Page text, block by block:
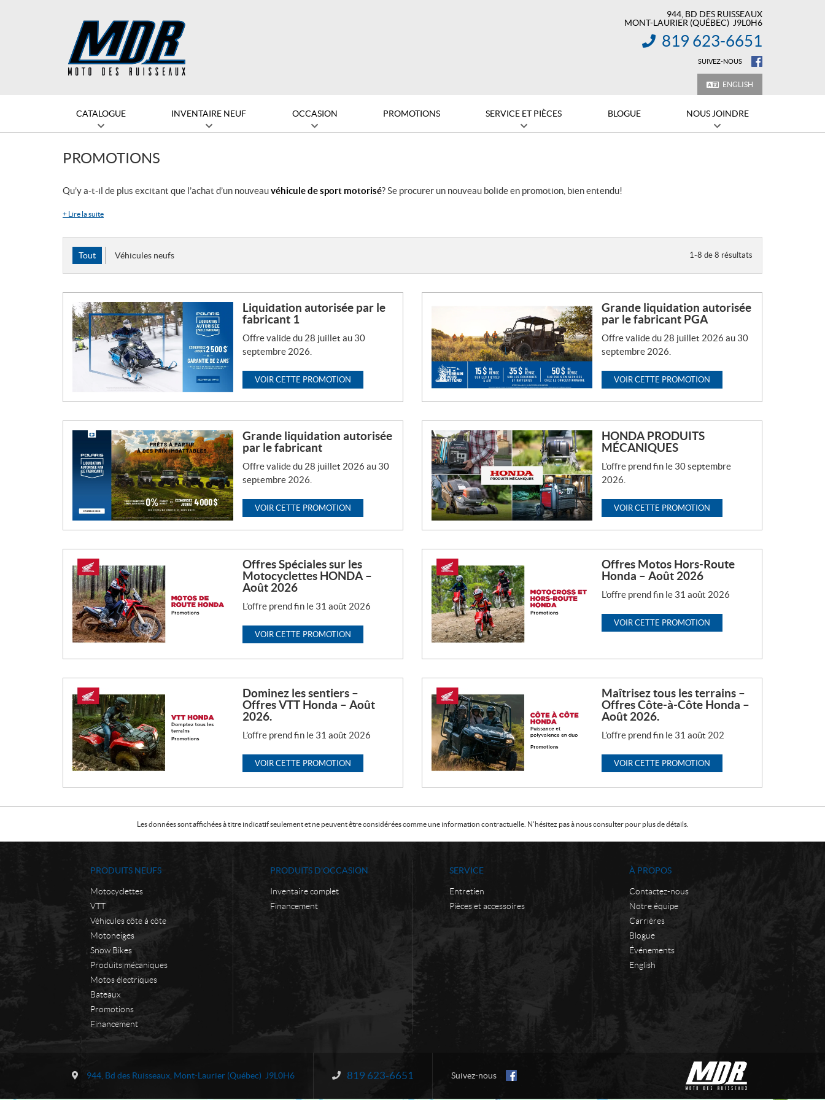
944, BD DES RUISSEAUX
MONT-LAURIER (QUÉBEC) J9L0H6
INFORMATION :
819 623-6651
SUIVEZ-NOUS
ENGLISH
CATALOGUE INVENTAIRE NEUF OCCASION PROMOTIONS SERVICE ET PIÈCES BLOGUE NOUS JOINDRE
PROMOTIONS
Qu’y a-t-il de plus excitant que l’achat d’un nouveauvéhicule de sport motorisé? Se procurer un nouveau bolide en promotion, bien entendu!
+ Lire la suite
Tout Véhicules neufs 1-8 de 8 résultats
Liquidation autorisée par le
fabricant 1
Offre valide du 28 juillet au 30
septembre 2026.
VOIR CETTE PROMOTION
Grande liquidation autorisée
par le fabricant PGA
Offre valide du 28 juillet 2026 au 30
septembre 2026.
VOIR CETTE PROMOTION
Grande liquidation autorisée
par le fabricant
Offre valide du 28 juillet 2026 au 30
septembre 2026.
VOIR CETTE PROMOTION
HONDA PRODUITS
MÉCANIQUES
L’offre prend fin le 30 septembre
2026.
VOIR CETTE PROMOTION
Offres Spéciales sur les
Motocyclettes HONDA –
Août 2026
L’offre prend fin le 31 août 2026
VOIR CETTE PROMOTION
Offres Motos Hors-Route
Honda – Août 2026
L’offre prend fin le 31 août 2026
VOIR CETTE PROMOTION
Dominez les sentiers –
Offres VTT Honda – Août
2026.
L’offre prend fin le 31 août 2026
VOIR CETTE PROMOTION
Maîtrisez tous les terrains –
Offres Côte-à-Côte Honda –
Août 2026.
L’offre prend fin le 31 août 202
VOIR CETTE PROMOTION
Les données sont affichées à titre indicatif seulement et ne peuvent être considérées comme une information contractuelle. N'hésitez pas à nous consulter pour plus de détails.
PRODUITS NEUFS
Motocyclettes
VTT
Véhicules côte à côte
Motoneiges
Snow Bikes
Produits mécaniques
Motos électriques
Bateaux
Promotions
Financement
PRODUITS D'OCCASION
Inventaire complet
Financement
SERVICE
Entretien
Pièces et accessoires
À PROPOS
Contactez-nous
Notre équipe
Carrières
Blogue
Événements
English
944, Bd des Ruisseaux, Mont-Laurier (Québec) J9L0H6 Information :
819 623-6651 Suivez-nous